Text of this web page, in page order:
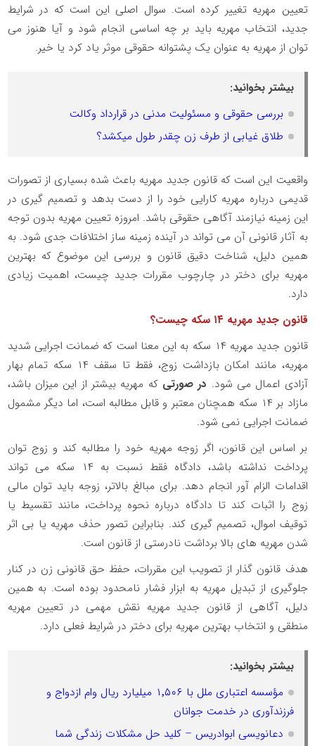
تعیین مهریه تغییر کرده است. سوال اصلی این است که در شرایط
جدید، انتخاب مهریه باید بر چه اساسی انجام شود و آیا هنوز می
توان از مهریه به عنوان یک پشتوانه حقوقی موثر یاد کرد یا خیر.
بیشتر بخوانید:
بررسی حقوقی و مسئولیت مدنی در قرارداد وکالت
طلاق غیابی از طرف زن چقدر طول میکشد؟
واقعیت این است که قانون جدید مهریه باعث شده بسیاری از تصورات
قدیمی درباره مهریه کارایی خود را از دست بدهد و تصمیم گیری در
این زمینه نیازمند آگاهی حقوقی باشد. امروزه تعیین مهریه بدون توجه
به آثار قانونی آن می تواند در آینده زمینه ساز اختلافات جدی شود. به
همین دلیل، شناخت دقیق قانون و بررسی این موضوع که بهترین
مهریه برای دختر در چارچوب مقررات جدید چیست، اهمیت زیادی
دارد.
قانون جدید مهریه۱۴ سکه چیست؟
قانون جدید مهریه ۱۴ سکه به این معنا است که ضمانت اجرایی شدید
مهریه، مانند امکان بازداشت زوج، فقط تا سقف ۱۴ سکه تمام بهار
آزادی اعمال می شود. در صورتی که مهریه بیشتر از این میزان باشد،
مازاد بر ۱۴ سکه همچنان معتبر و قابل مطالبه است، اما دیگر مشمول
ضمانت اجرایی نمی شود.
بر اساس این قانون، اگر زوجه مهریه خود را مطالبه کند و زوج توان
پرداخت نداشته باشد، دادگاه فقط نسبت به ۱۴ سکه می تواند
اقدامات الزام آور انجام دهد. برای مبالغ بالاتر، زوجه باید توان مالی
زوج را اثبات کند تا دادگاه درباره نحوه پرداخت، مانند تقسیط یا
توقیف اموال، تصمیم گیری کند. بنابراین تصور حذف مهریه یا بی اثر
شدن مهریه های بالا برداشت نادرستی از قانون است.
هدف قانون گذار از تصویب این مقررات، حفظ حق قانونی زن در کنار
جلوگیری از تبدیل مهریه به ابزار فشار نامحدود بوده است. به همین
دلیل، آگاهی از قانون جدید مهریه نقش مهمی در تعیین مهریه
منطقی و انتخاب بهترین مهریه برای دختر در شرایط فعلی دارد.
بیشتر بخوانید:
مؤسسه اعتباری ملل با ۱٬۵۰۶ میلیارد ریال وام ازدواج و
فرزندآوری در خدمت جوانان
دعانویسی ابوادریس – کلید حل مشکلات زندگی شما